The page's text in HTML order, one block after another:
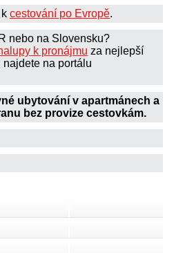
cestování po Evropě.
nebo na Slovensku?
k pronájmu za nejlepší
najdete na portálu
ubytování v apartmánech a
bez provize cestovkám.